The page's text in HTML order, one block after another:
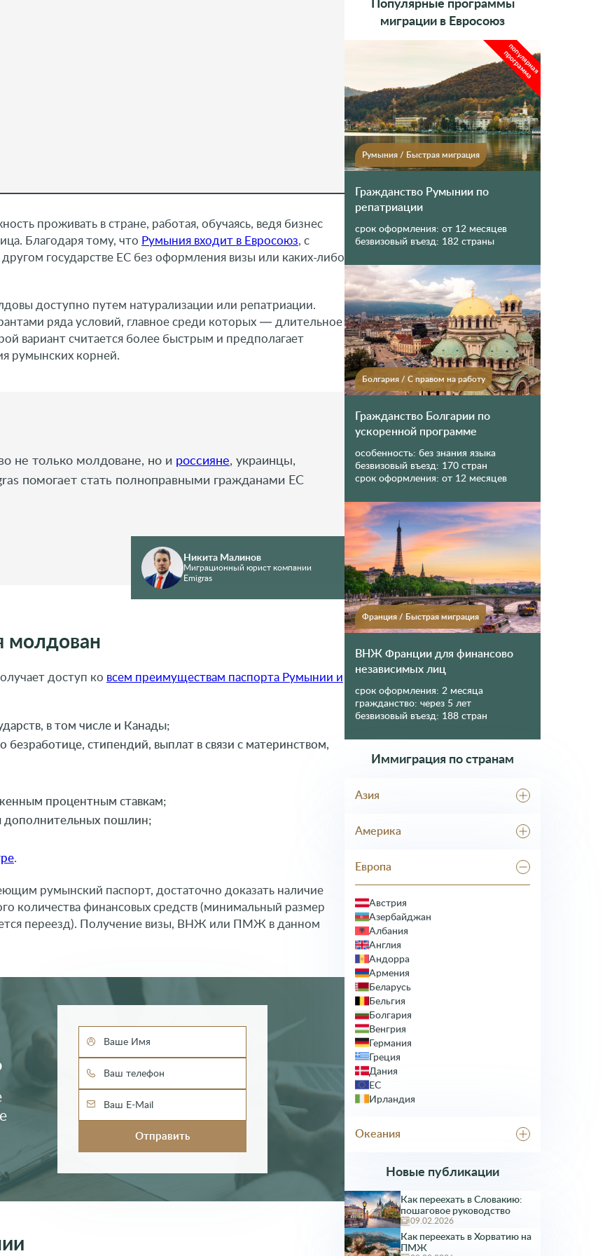
проживать в стране, работая, обучаясь, ведя бизнес
Благодаря тому, что Румыния входит в Евросоюз, с
государстве ЕС без оформления визы или каких-либо
доступно путем натурализации или репатриации.
ряда условий, главное среди которых — длительное
вариант считается более быстрым и предполагает
румынских корней.
не только молдоване, но и россияне, украинцы,
помогает стать полноправными гражданами ЕС
Никита Малинов
Миграционный юрист компании
Emigras
молдован
доступ ко всем преимуществам паспорта Румынии и
в том числе и Канады;
стипендий, выплат в связи с материнством,
процентным ставкам;
дополнительных пошлин;
.
румынский паспорт, достаточно доказать наличие
количества финансовых средств (минимальный размер
переезд). Получение визы, ВНЖ или ПМЖ в данном
Популярные программы
миграции в Евросоюз
популярная
программа
Румыния / Быстрая миграция
Гражданство Румынии по
репатриации
срок оформления: от 12 месяцев
безвизовый въезд: 182 страны
Болгария / С правом на работу
Гражданство Болгарии по
ускоренной программе
особенность: без знания языка
безвизовый въезд: 170 стран
срок оформления: от 12 месяцев
Франция / Быстрая миграция
ВНЖ Франции для финансово
независимых лиц
срок оформления: 2 месяца
гражданство: через 5 лет
безвизовый въезд: 188 стран
Иммиграция по странам
Азия
Грузия
Корея
Таджикистан
Тайланд
Туркменистан
Турция
Япония
Америка
Доминика
Доминикана
Канада
Мексика
США
Европа
Австрия
Азербайджан
Албания
Англия
Андорра
Армения
Беларусь
Бельгия
Болгария
Венгрия
Германия
Греция
Дания
ЕС
Ирландия
Италия
Кипр
Литва
Лихтенштейн
Люксембург
Мальта
Молдавия
Океания
Новые публикации
Как переехать в Словакию:
пошаговое руководство
09.02.2026
Как переехать в Хорватию на
ПМЖ